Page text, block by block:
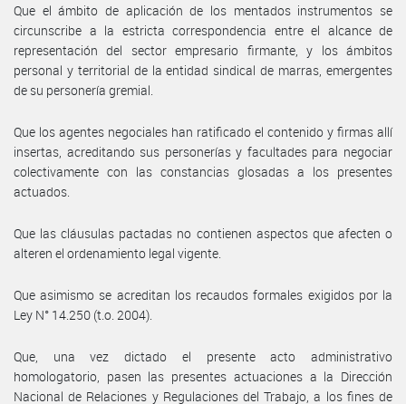
Que el ámbito de aplicación de los mentados instrumentos se
circunscribe a la estricta correspondencia entre el alcance de
representación del sector empresario firmante, y los ámbitos
personal y territorial de la entidad sindical de marras, emergentes
de su personería gremial.
Que los agentes negociales han ratificado el contenido y firmas allí
insertas, acreditando sus personerías y facultades para negociar
colectivamente con las constancias glosadas a los presentes
actuados.
Que las cláusulas pactadas no contienen aspectos que afecten o
alteren el ordenamiento legal vigente.
Que asimismo se acreditan los recaudos formales exigidos por la
Ley N° 14.250 (t.o. 2004).
Que, una vez dictado el presente acto administrativo
homologatorio, pasen las presentes actuaciones a la Dirección
Nacional de Relaciones y Regulaciones del Trabajo, a los fines de